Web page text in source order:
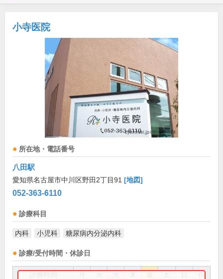
小寺医院
所在地・電話番号
八田駅
愛知県名古屋市中川区野田2丁目91 [地図]
052-363-6110
診療科目
内科 小児科 糖尿病内分泌内科
診療/受付時間・休診日
祝